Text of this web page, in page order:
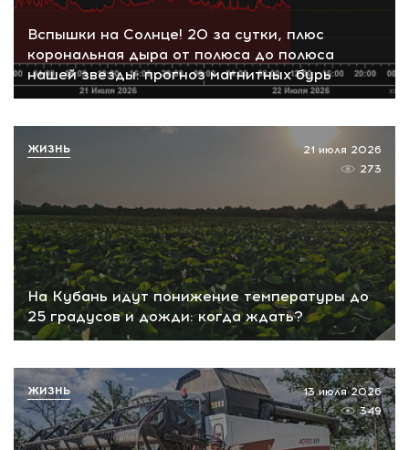
Вспышки на Солнце! 20 за сутки, плюс
корональная дыра от полюса до полюса
нашей звезды: прогноз магнитных бурь
На Кубань идут понижение температуры до
25 градусов и дожди: когда ждать?
21 июля 2026
273
ЖИЗНЬ
13 июля 2026
349
ЖИЗНЬ